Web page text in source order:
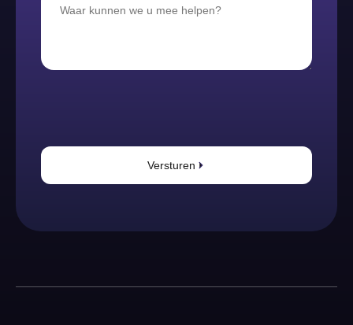
Versturen